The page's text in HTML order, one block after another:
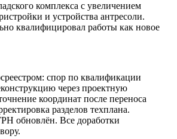
комплекса с увеличением
и устройства антресоли.
квалифицировал работы как новое
спор по квалификации
через проектную
координат после переноса
разделов техплана.
обновлён. Все доработки